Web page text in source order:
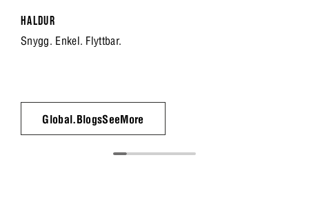
HALDUR
Snygg. Enkel. Flyttbar.
Global.BlogsSeeMore